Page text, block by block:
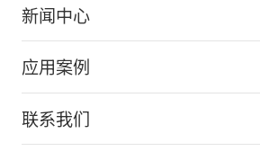
新闻中心
应用案例
联系我们